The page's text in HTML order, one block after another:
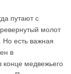
путают с
молот
Но есть важная
в
конце медвежьего